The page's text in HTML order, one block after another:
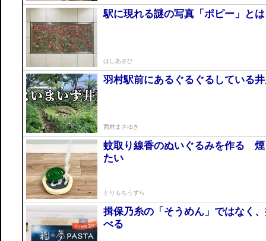
駅に現れる謎の写真「ポピー」と
ほしあさひ
羽村駅前にあるぐるぐるしている
西村まさゆき
蚊取り線香のぬいぐるみを作る
たい
とりもちうずら
揖保乃糸の「そうめん」ではなく
べる